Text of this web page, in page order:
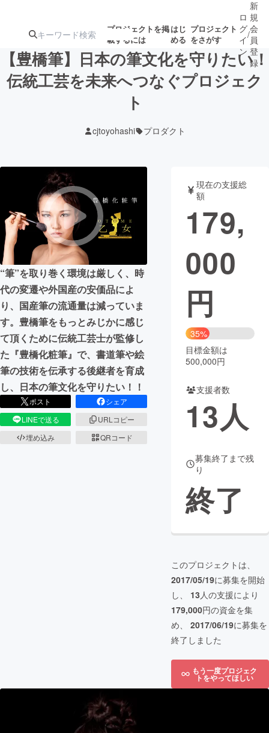
プロジェクトを掲
載するには
はじ
める
プロジェクト
をさがす
注目の新着プロ
テクノロジー・ガジェット
映像・映画 書籍・雑誌
ビジネス・起業 チャレンジ
まちづくり・地域活性化
CAMPFIRE for Social Good
CAMPFIRE Creation
CAMPFIREふるさと納税machi-ya コミュニティ
ロ
グ
イ
ン
/
新
規
会
員
登
録
【豊橋筆】日本の筆文化を守りたい！
伝統工芸を未来へつなぐプロジェク
ト
cjtoyohashi プロダクト
“筆”を取り巻く環境は厳しく、時
代の変遷や外国産の安価品によ
り、国産筆の流通量は減っていま
す。豊橋筆をもっとみじかに感じ
て頂くために伝統工芸士が監修し
た『豊橋化粧筆』で、書道筆や絵
筆の技術を伝承する後継者を育成
し、日本の筆文化を守りたい！！
ポスト
シェア
LINEで送る
URLコピー
埋め込み
QRコード
現在の支援総
額
179,
000
円
35%
目標金額は
500,000円
支援者数
13人
募集終了まで残
り
終了
このプロジェクトは、
2017/05/19に募集を開始
し、 13人の支援により
179,000円の資金を集
め、 2017/06/19に募集を
終了しました
もう一度プロジェク
トをやってほしい